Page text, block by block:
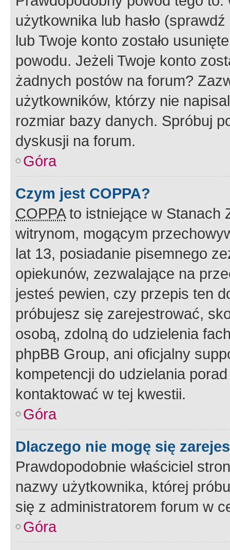
użytkownika lub hasło
lub Twoje konto zostało
powodu. Jeżeli Twoje konto
żadnych postów na forum?
użytkowników, którzy nie
rozmiar bazy danych. Spróbuj
dyskusji na forum.
Góra
Czym jest COPPA?
COPPAto istniejące w Stanach
witrynom, mogącym
lat 13, posiadanie pisemnego
opiekunów, zezwalające na
jesteś pewien, czy przepis ten
próbujesz się zarejestrować,
osobą, zdolną do udzielenia
phpBB Group, ani oficjalny
kompetencji do udzielania
kontaktować w tej kwestii.
Góra
Dlaczego nie mogę się
Prawdopodobnie właściciel
nazwy użytkownika, której
się z administratorem forum w
Góra